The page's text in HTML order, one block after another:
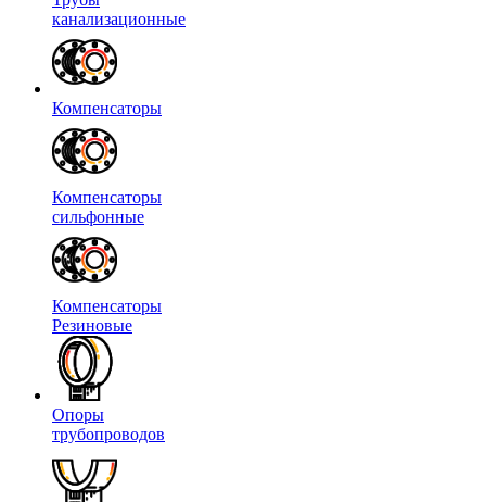
канализационные
Компенсаторы
Компенсаторы
сильфонные
Компенсаторы
Резиновые
Опоры
трубопроводов